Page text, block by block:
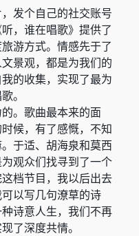
发个自己的社交账号
，谁在唱歌》提供了
游方式。情感先于了
景观，都是为我们的
的收集，实现了最为
。
。歌曲最本来的面
候，有了感慨，不知
于适、胡海泉和莫西
观众们找寻到了一个
档节目，我以后出去
以写几句潦草的诗
诗意人生，我们不再
了深度共情。